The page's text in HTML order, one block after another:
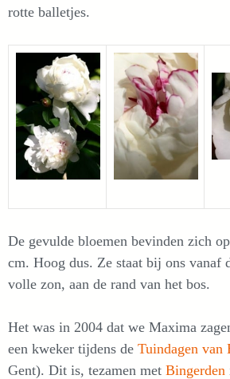
rotte balletjes.
De gevulde bloemen bevinden zich
cm. Hoog dus. Ze staat bij ons vanaf
volle zon, aan de rand van het bos.
Het was in 2004 dat we Maxima
een kweker tijdens de Tuindagen van
Gent). Dit is, tezamen met Bingerden